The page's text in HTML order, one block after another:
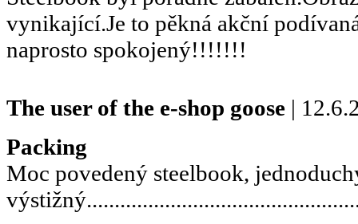
vynikající.Je to pěkná akční
naprosto spokojený!!!!!!!
The user of the e-shop goose |
Packing
Moc povedený steelbook,